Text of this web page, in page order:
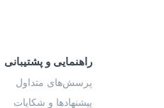
راهنمایی و پشتیبانی
پرسش‌های متداول
پیشنهادها و شکایات